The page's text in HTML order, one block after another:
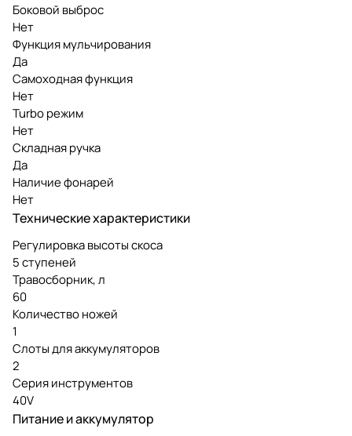
Боковой выброс
Нет
Функция мульчирования
Да
Самоходная функция
Нет
Turbo режим
Нет
Складная ручка
Да
Наличие фонарей
Нет
Технические характеристики
Регулировка высоты скоса
5 ступеней
Травосборник, л
60
Количество ножей
1
Слоты для аккумуляторов
2
Серия инструментов
40V
Питание и аккумулятор